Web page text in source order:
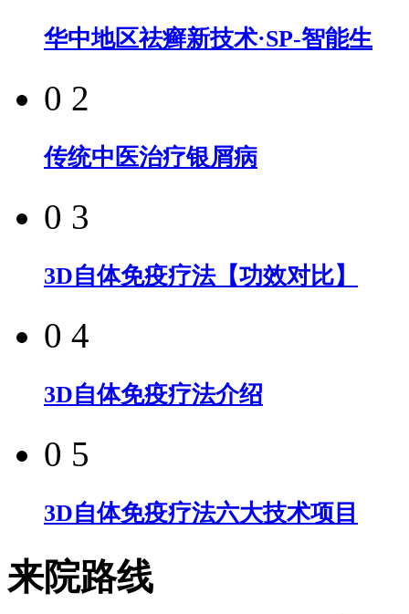
华中地区祛癣新技术·SP-智能生
0 2
传统中医治疗银屑病
0 3
3D自体免疫疗法【功效对比】
0 4
3D自体免疫疗法介绍
0 5
3D自体免疫疗法六大技术项目
来院路线